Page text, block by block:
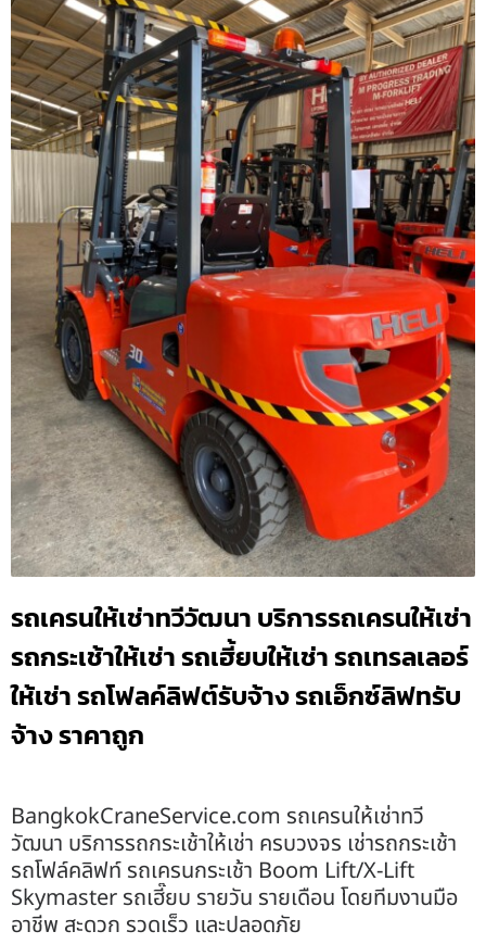
รถเครนให้เช่าทวีวัฒนา บริการรถเครนให้เช่า
รถกระเช้าให้เช่า รถเฮี้ยบให้เช่า รถเทรลเลอร์
ให้เช่า รถโฟลค์ลิฟต์รับจ้าง รถเอ็กซ์ลิฟทรับ
จ้าง ราคาถูก
BangkokCraneService.com รถเครนให้เช่าทวี
วัฒนา บริการรถกระเช้าให้เช่า ครบวงจร เช่ารถกระเช้า
รถโฟล์คลิฟท์ รถเครนกระเช้า Boom Lift/X-Lift
Skymaster รถเฮี๊ยบ รายวัน รายเดือน โดยทีมงานมือ
อาชีพ สะดวก รวดเร็ว และปลอดภัย